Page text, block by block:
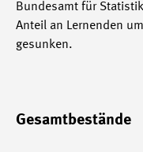
Bundesamt für
Anteil an Lernenden
gesunken.
Gesamtbestände